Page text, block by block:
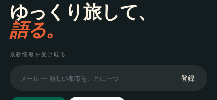
ゆっくり旅して、
語る。
最新情報を受け取る
登録